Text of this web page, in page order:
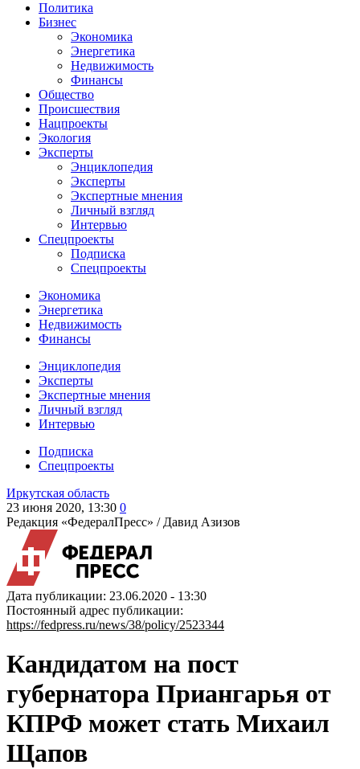
Политика
Бизнес
Экономика
Энергетика
Недвижимость
Финансы
Общество
Происшествия
Нацпроекты
Экология
Эксперты
Энциклопедия
Эксперты
Экспертные мнения
Личный взгляд
Интервью
Спецпроекты
Подписка
Спецпроекты
Экономика
Энергетика
Недвижимость
Финансы
Энциклопедия
Эксперты
Экспертные мнения
Личный взгляд
Интервью
Подписка
Спецпроекты
Иркутская область
23 июня 2020, 13:30 0
Редакция «ФедералПресс» / Давид Азизов
Дата публикации: 23.06.2020 - 13:30
Постоянный адрес публикации:
https://fedpress.ru/news/38/policy/2523344
Кандидатом на пост
губернатора Приангарья от
КПРФ может стать Михаил
Щапов